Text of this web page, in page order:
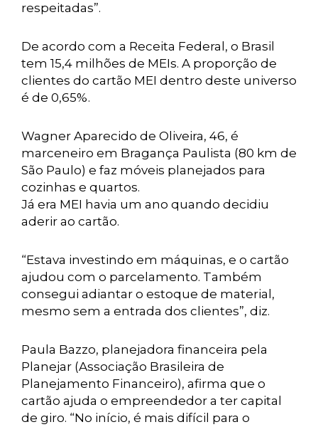
respeitadas”.
De acordo com a Receita Federal, o Brasil
tem 15,4 milhões de MEIs. A proporção de
clientes do cartão MEI dentro deste universo
é de 0,65%.
Wagner Aparecido de Oliveira, 46, é
marceneiro em Bragança Paulista (80 km de
São Paulo) e faz móveis planejados para
cozinhas e quartos.
Já era MEI havia um ano quando decidiu
aderir ao cartão.
“Estava investindo em máquinas, e o cartão
ajudou com o parcelamento. Também
consegui adiantar o estoque de material,
mesmo sem a entrada dos clientes”, diz.
Paula Bazzo, planejadora financeira pela
Planejar (Associação Brasileira de
Planejamento Financeiro), afirma que o
cartão ajuda o empreendedor a ter capital
de giro. “No início, é mais difícil para o